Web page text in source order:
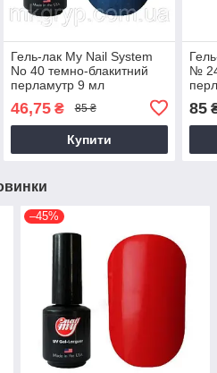
Гель-лак My Nail System
No 40 темно-блакитний
перламутр 9 мл
46,75₴ 85 ₴
Купити
№
85
–45%